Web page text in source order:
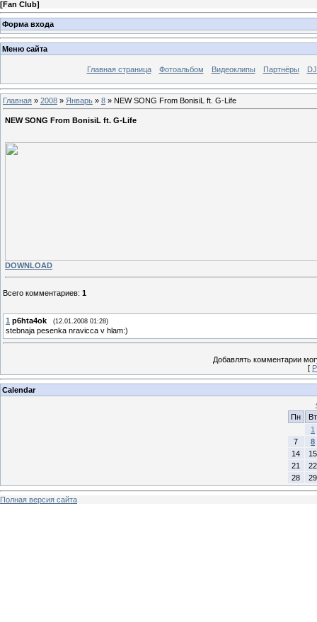
[Fan Club]
Форма входа
Меню сайта
Главная страница Фотоальбом Видеоклипы Партнёры
Главная » 2008 » Январь » 8 » NEW SONG From BonisiL ft. G-Life
NEW SONG From BonisiL ft. G-Life
DOWNLOAD
Всего комментариев: 1
1 p6hta4ok (12.01.2008 01:28)
stebnaja pesenka nravicca v hlam:)
Добавлять комментарии
[
Calendar
Пн
Вт
1
7
8
14
15
21
22
28
29
Полная версия сайта